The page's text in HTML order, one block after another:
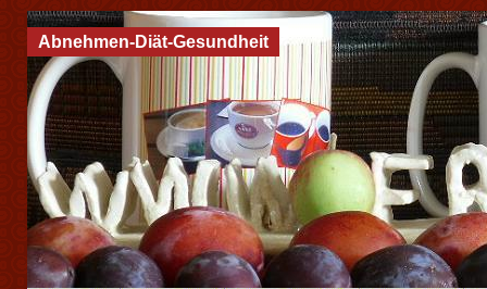
Abnehmen-Diät-Gesundheit